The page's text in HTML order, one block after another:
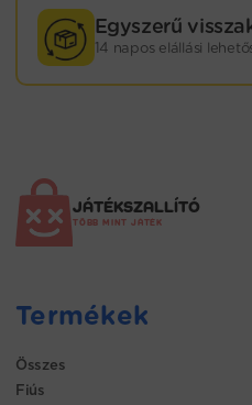
Egyszerű
14 napos elállási
JÁTÉKSZALLÍTÓ
TÖBB MINT JÁTÉK
Termékek
Összes
Fiús